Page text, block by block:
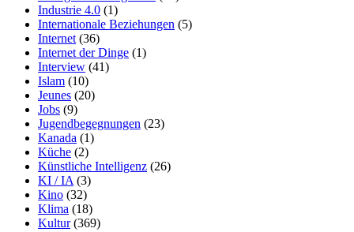
Industrie 4.0 (1)
Internationale Beziehungen (5)
Internet (36)
Internet der Dinge (1)
Interview (41)
Islam (10)
Jeunes (20)
Jobs (9)
Jugendbegegnungen (23)
Kanada (1)
Küche (2)
Künstliche Intelligenz (26)
KI / IA (3)
Kino (32)
Klima (18)
Kultur(369)